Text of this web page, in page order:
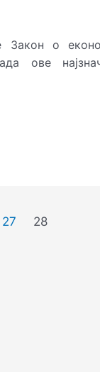
Закон о
ове
27 28